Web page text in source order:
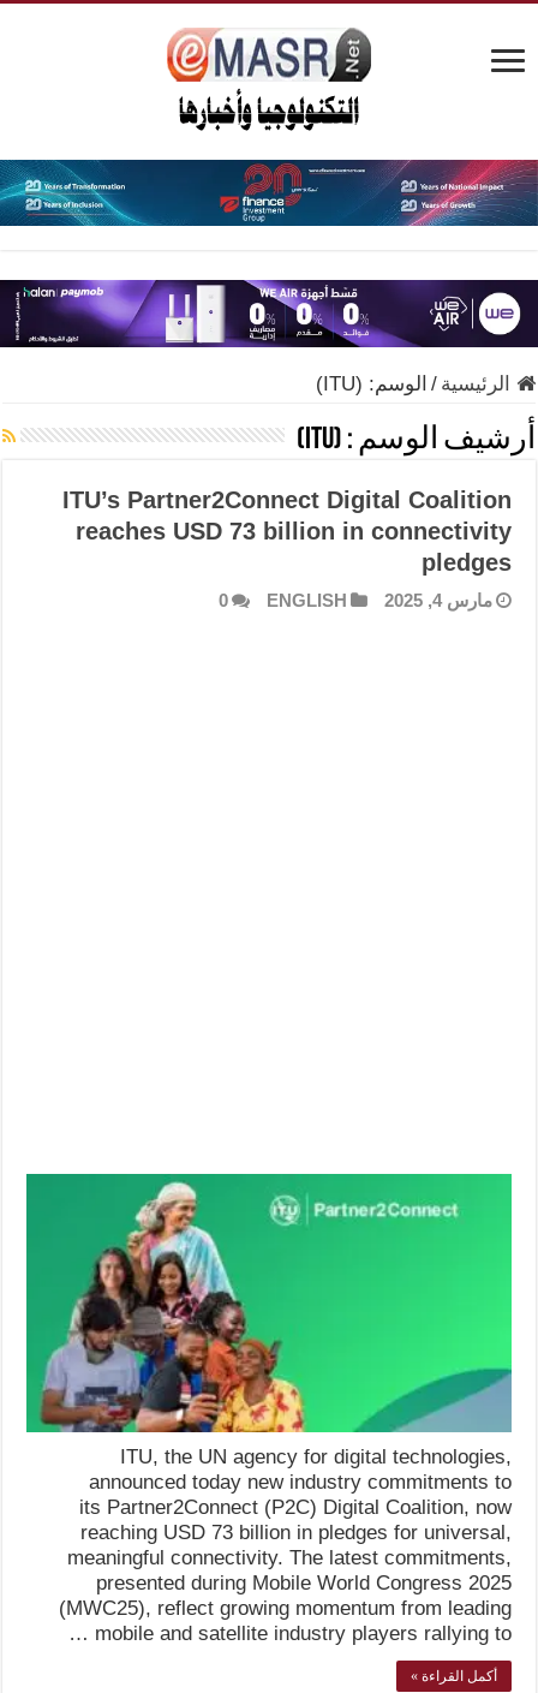
الرئيسية / الوسم: (ITU)
أرشيف الوسم : (ITU)
ITU’s Partner2Connect Digital Coalition
reaches USD 73 billion in connectivity
pledges
مارس 4, 2025 ENGLISH
0
ITU, the UN agency for digital technologies,
announced today new industry commitments to
its Partner2Connect (P2C) Digital Coalition, now
reaching USD 73 billion in pledges for universal,
meaningful connectivity. The latest commitments,
presented during Mobile World Congress 2025
(MWC25), reflect growing momentum from leading
mobile and satellite industry players rallying to …
أكمل القراءة »